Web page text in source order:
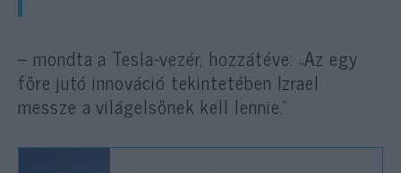
– mondta a Tesla-vezér, hozzátéve: „Az egy
főre jutó innováció tekintetében Izrael
messze a világelsőnek kell lennie.”